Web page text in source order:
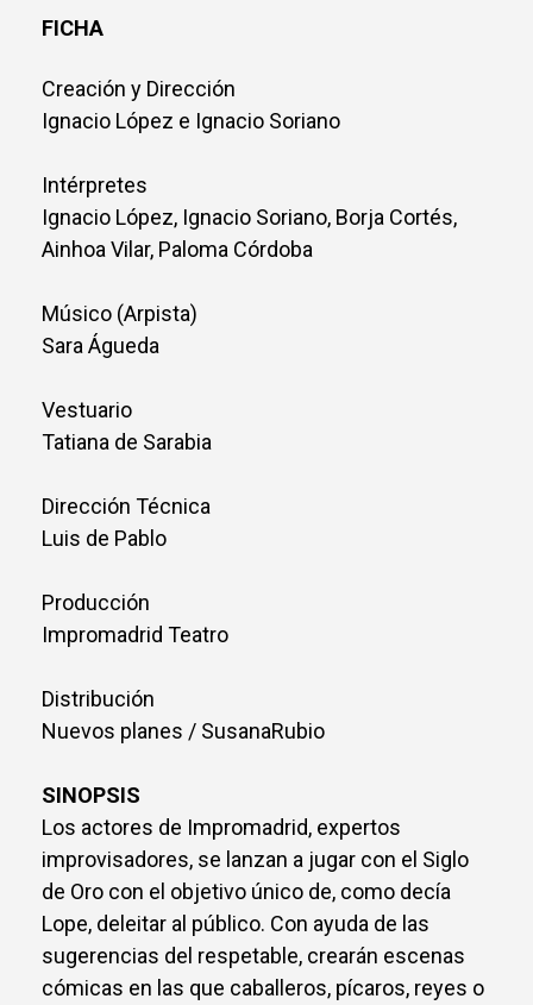
FICHA
Creación y Dirección
Ignacio López e Ignacio Soriano
Intérpretes
Ignacio López, Ignacio Soriano, Borja Cortés,
Ainhoa Vilar, Paloma Córdoba
Músico (Arpista)
Sara Águeda
Vestuario
Tatiana de Sarabia
Dirección Técnica
Luis de Pablo
Producción
Impromadrid Teatro
Distribución
Nuevos planes / SusanaRubio
SINOPSIS
Los actores de Impromadrid, expertos
improvisadores, se lanzan a jugar con el Siglo
de Oro con el objetivo único de, como decía
Lope, deleitar al público. Con ayuda de las
sugerencias del respetable, crearán escenas
cómicas en las que caballeros, pícaros, reyes o